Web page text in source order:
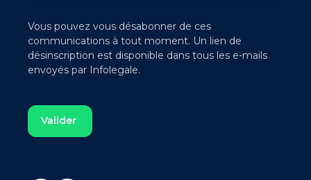
Vous pouvez vous désabonner de ces
communications à tout moment. Un lien de
désinscription est disponible dans tous les e-mails
envoyés par Infolegale.